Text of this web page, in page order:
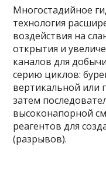
Многостадийное
технология
воздействия на
открытия и
каналов для
серию циклов:
вертикальной или
затем
высоконапорной
реагентов для
(разрывов).